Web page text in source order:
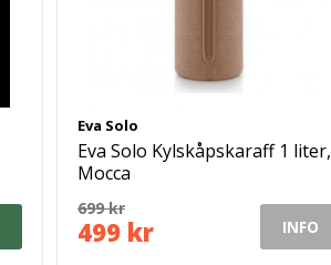
Eva Solo
Eva Solo Kylskåpskaraff 1 liter,
Mocca
699 kr
499 kr INFO